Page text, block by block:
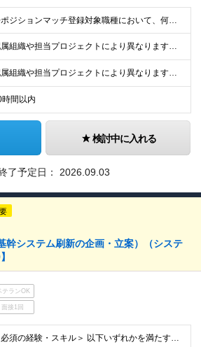
◆ポジションマッチ登録対象職種において、何かしらの知識・経験を有する方
配属組織や担当プロジェクトにより異なります。 想定年収：400万円～1000万円 ※ご経験やスキルに応じて決定します。 ※上記想定年収はあくまでも目安の金額であり、 選考を通じて上下する可能性があ
配属組織や担当プロジェクトにより異なります。 ◆新潟本社 新潟県新潟市江南区亀田工業団地3丁目1番1号 ◆東京オフィス 東京都中央区入船3丁目3番8号 プライムタワー築地 ▼営業職の方は以下の支
時間以内
検討中に入れる
了予定日： 2026.09.03
幹システム刷新の企画・立案）（システ
テランOK
面接1回
＜必須の経験・スキル＞ 以下いずれかを満たす方 ・ITエンジニア（要件定義、計画立案、PL/PMなど）の業務経験 ・大規模プロジェクトのIT戦略企画・推進、システム導入経験 ・複数部署を巻込んだ何らか